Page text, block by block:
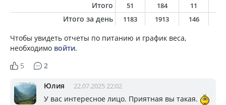
Итого
51 184 11
Итого за день 1183 1913 146
Чтобы увидеть отчеты по питанию и график веса,
необходимо войти.
5
2
Юлия 22.07.2025 22:02
У вас интересное лицо. Приятная вы такая.